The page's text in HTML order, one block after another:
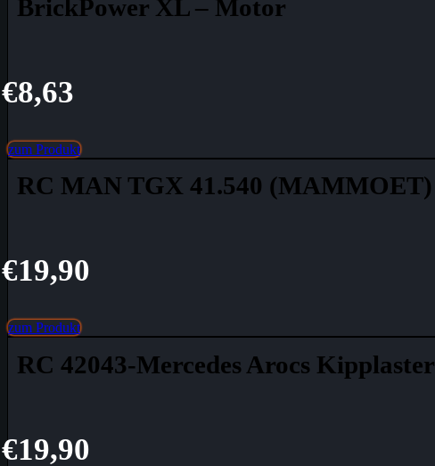
BrickPower XL – Motor
€8,63
zum Produkt
RC MAN TGX 41.540 (MAMMOET)
€19,90
zum Produkt
RC 42043-Mercedes Arocs Kipplaster
€19,90